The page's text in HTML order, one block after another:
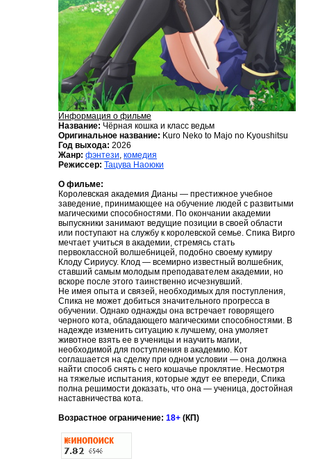
Информация о фильме
Название: Чёрная кошка и класс ведьм
Оригинальное название: Kuro Neko to Majo no Kyoushitsu
Год выхода: 2026
Жанр: фэнтези, комедия
Режиссер: Тацува Наоюки
О фильме:
Королевская академия Дианы — престижное учебное
заведение, принимающее на обучение людей с развитыми
магическими способностями. По окончании академии
выпускники занимают ведущие позиции в своей области
или поступают на службу к королевской семье. Спика Вирго
мечтает учиться в академии, стремясь стать
первоклассной волшебницей, подобно своему кумиру
Клоду Сириусу. Клод — всемирно известный волшебник,
ставший самым молодым преподавателем академии, но
вскоре после этого таинственно исчезнувший.
Не имея опыта и связей, необходимых для поступления,
Спика не может добиться значительного прогресса в
обучении. Однако однажды она встречает говорящего
черного кота, обладающего магическими способностями. В
надежде изменить ситуацию к лучшему, она умоляет
животное взять ее в ученицы и научить магии,
необходимой для поступления в академию. Кот
соглашается на сделку при одном условии — она должна
найти способ снять с него кошачье проклятие. Несмотря
на тяжелые испытания, которые ждут ее впереди, Спика
полна решимости доказать, что она — ученица, достойная
наставничества кота.
Возрастное ограничение: 18+ (КП)